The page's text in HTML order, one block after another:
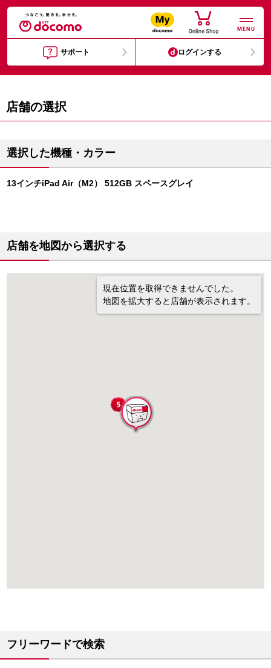
MENU
サポート ログインする
店舗の選択
選択した機種・カラー
13インチiPad Air（M2） 512GB スペースグレイ
店舗を地図から選択する
現在位置を取得できませんでした。
地図を拡大すると店舗が表示されます。
フリーワードで検索